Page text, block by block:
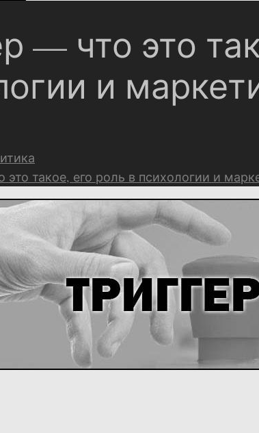
— что это
и
это такое, его роль в психологии и